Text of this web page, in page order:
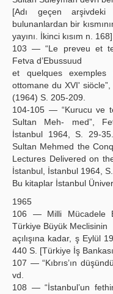
[Adı geçen arşivdeki
bulunanlardan bir
yayını. İkinci kısım n. 168].
103 — “Le preveu et
Fetva d’Ebussuud
et quelques exemples
ottomane du XVI'
(1964) S. 205-209.
104-105 — “Kurucu ve
Sultan Meh- med”,
İstanbul 1964, S. 29-
Sultan Mehmed the
Lectures Delivered on
İstanbul, İstanbul 1964, S.
Bu kitaplar İstanbul
1965
106 — Milli Mücadele
Türkiye Büyük Meclisinin
açılışına kadar, ş Eylül
440 S. [Türkiye İş
107 — “Kıbrıs’ın
vd.
108 — “İstanbul’un